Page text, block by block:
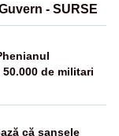
- SURSE
de militari
că șansele